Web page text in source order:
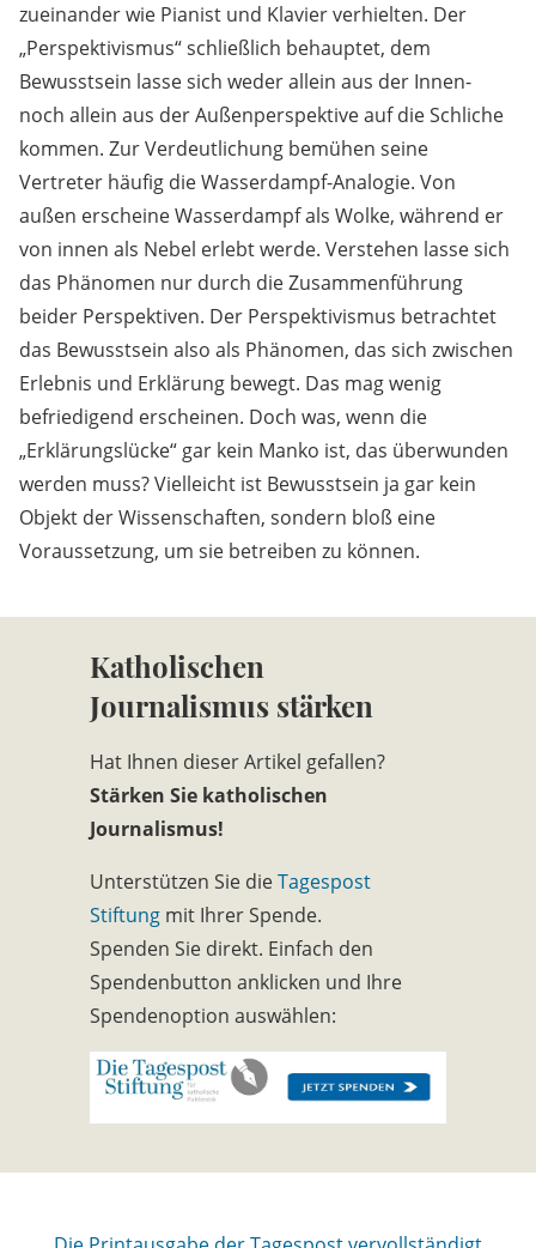
zueinander wie Pianist und Klavier verhielten. Der
„Perspektivismus“ schließlich behauptet, dem
Bewusstsein lasse sich weder allein aus der Innen-
noch allein aus der Außenperspektive auf die Schliche
kommen. Zur Verdeutlichung bemühen seine
Vertreter häufig die Wasserdampf-Analogie. Von
außen erscheine Wasserdampf als Wolke, während er
von innen als Nebel erlebt werde. Verstehen lasse sich
das Phänomen nur durch die Zusammenführung
beider Perspektiven. Der Perspektivismus betrachtet
das Bewusstsein also als Phänomen, das sich zwischen
Erlebnis und Erklärung bewegt. Das mag wenig
befriedigend erscheinen. Doch was, wenn die
„Erklärungslücke“ gar kein Manko ist, das überwunden
werden muss? Vielleicht ist Bewusstsein ja gar kein
Objekt der Wissenschaften, sondern bloß eine
Voraussetzung, um sie betreiben zu können.
Katholischen
Journalismus stärken
Hat Ihnen dieser Artikel gefallen?
Stärken Sie katholischen
Journalismus!
Unterstützen Sie dieTagespost
Stiftung mit Ihrer Spende.
Spenden Sie direkt. Einfach den
Spendenbutton anklicken und Ihre
Spendenoption auswählen: